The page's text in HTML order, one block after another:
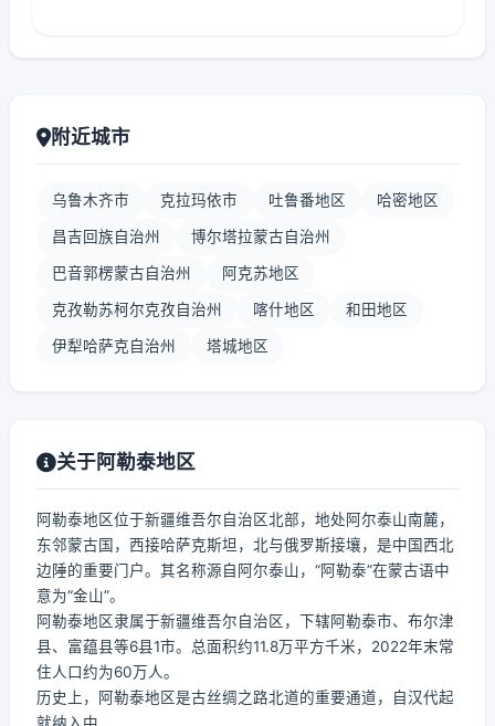
附近城市
乌鲁木齐市 克拉玛依市 吐鲁番地区 哈密地区
昌吉回族自治州 博尔塔拉蒙古自治州
巴音郭楞蒙古自治州 阿克苏地区
克孜勒苏柯尔克孜自治州 喀什地区 和田地区
伊犁哈萨克自治州 塔城地区
关于阿勒泰地区
阿勒泰地区位于新疆维吾尔自治区北部，地处阿尔泰山南麓，
东邻蒙古国，西接哈萨克斯坦，北与俄罗斯接壤，是中国西北
边陲的重要门户。其名称源自阿尔泰山，“阿勒泰”在蒙古语中
意为“金山”。
阿勒泰地区隶属于新疆维吾尔自治区，下辖阿勒泰市、布尔津
县、富蕴县等6县1市。总面积约11.8万平方千米，2022年末常
住人口约为60万人。
历史上，阿勒泰地区是古丝绸之路北道的重要通道，自汉代起